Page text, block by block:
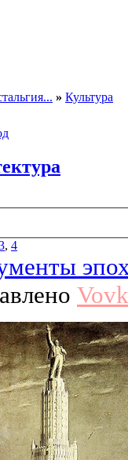
» Культура
, 4